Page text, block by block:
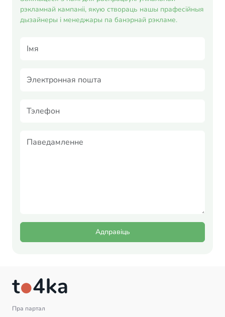
рэкламнай кампаніі, якую створаць нашы прафесійныя
дызайнеры і менеджары па банэрнай рэкламе.
Адправіць
Пра партал